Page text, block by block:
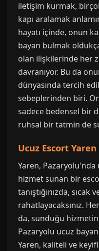
iletişim kurmak,
kapı aralamak
hayatı içinde, onun
bayan bulmak
olan ilişkilerinde her
davranıyor. Bu da
dünyasında tercih
sebeplerinden biri.
sadece bedensel bir
ruhsal bir tatmin de
Ucuz Escort Yaren
Yaren,
hizmet sunan bir
tanıştığınızda, sıcak
rahatlayacaksınız.
da, sunduğu
Pazaryolu ucuz
Yaren, kaliteli ve